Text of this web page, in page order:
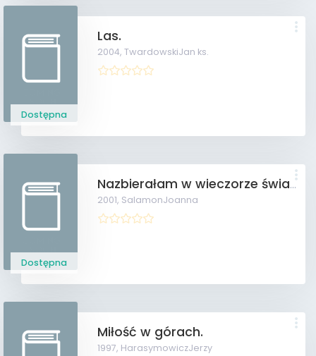
Dostępna
Las.
2004,TwardowskiJan ks.
Dostępna
Nazbierałam w wieczorze świateł. Wybór wierszy.
2001, SalamonJoanna
Miłość w górach.
1997, HarasymowiczJerzy